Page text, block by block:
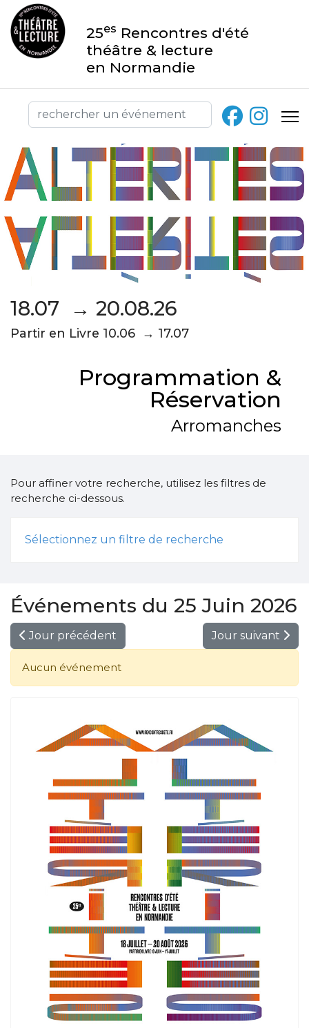
25es Rencontres d'été
théâtre & lecture
en Normandie
18.07 → 20.08.26
Partir en Livre 10.06 → 17.07
Programmation &
Réservation
Arromanches
Pour affiner votre recherche, utilisez les filtres de
recherche ci-dessous.
Sélectionnez un filtre de recherche
Événements du 25 Juin 2026
Jour précédent Jour suivant
Aucun événement